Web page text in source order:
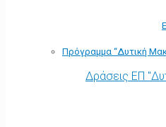
Πρόγραμμα “Δυτική
Δράσεις ΕΠ